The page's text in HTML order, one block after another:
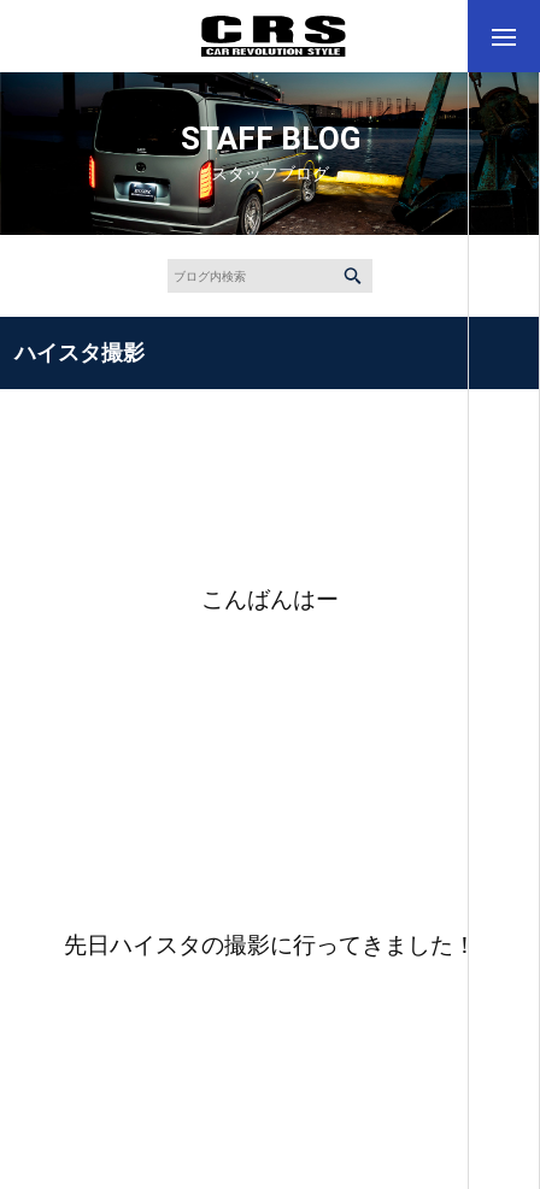
STAFF BLOG
スタッフブログ
ハイスタ撮影
こんばんはー
先日ハイスタの撮影に行ってきました！